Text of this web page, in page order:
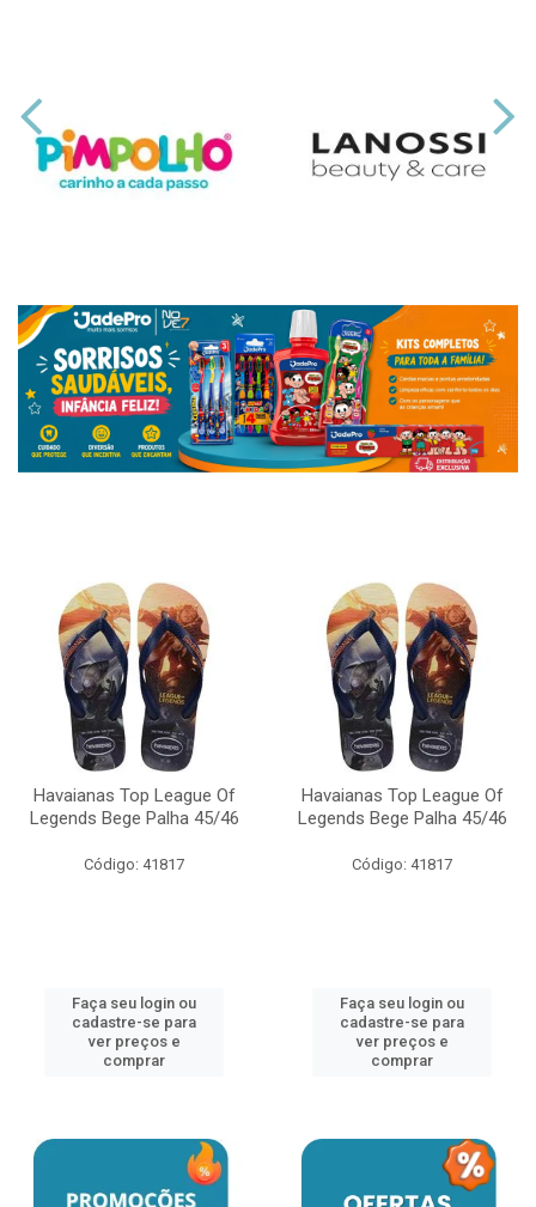
Havaianas Top League Of
Legends Bege Palha 45/46
Código: 41817
Faça seu login ou
cadastre-se para
ver preços e
comprar
Havaianas Top League Of
Legends Bege Palha 45/46
Código: 41817
Faça seu login ou
cadastre-se para
ver preços e
comprar